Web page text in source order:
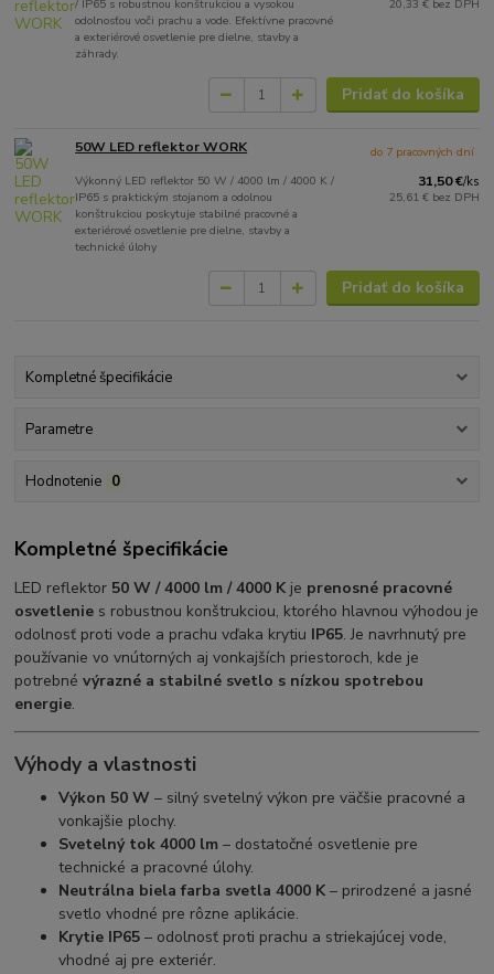
/ IP65 s robustnou konštrukciou a vysokou
odolnosťou voči prachu a vode. Efektívne pracovné
a exteriérové osvetlenie pre dielne, stavby a
záhrady.
20,33 € bez DPH
Pridať do košíka
50W LED reflektor WORK
Výkonný LED reflektor 50 W / 4000 lm / 4000 K /
IP65 s praktickým stojanom a odolnou
konštrukciou poskytuje stabilné pracovné a
exteriérové osvetlenie pre dielne, stavby a
technické úlohy
31,50 €/ks
25,61 € bez DPH
do 7 pracovných dní
Pridať do košíka
Kompletné špecifikácie
Parametre
Hodnotenie 0
Kompletné špecifikácie
LED reflektor 50 W / 4000 lm / 4000 K je prenosné pracovné
osvetlenie s robustnou konštrukciou, ktorého hlavnou výhodou je
odolnosť proti vode a prachu vďaka krytiu IP65. Je navrhnutý pre
používanie vo vnútorných aj vonkajších priestoroch, kde je
potrebnévýrazné a stabilné svetlo s nízkou spotrebou
energie.
Výhody a vlastnosti
Výkon 50 W – silný svetelný výkon pre väčšie pracovné a
vonkajšie plochy.
Svetelný tok 4000 lm – dostatočné osvetlenie pre
technické a pracovné úlohy.
Neutrálna biela farba svetla 4000 K – prirodzené a jasné
svetlo vhodné pre rôzne aplikácie.
Krytie IP65 – odolnosť proti prachu a striekajúcej vode,
vhodné aj pre exteriér.